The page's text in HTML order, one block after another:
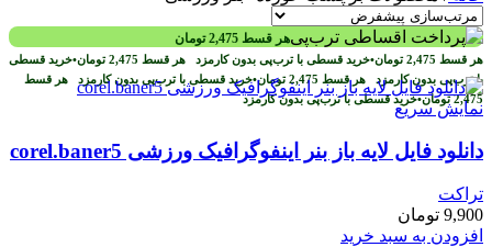
هر قسط 2,475 تومان
هر قسط 2,475 تومان•خرید قسطی با ترب‌پی بدون کارمزد هر قسط 2,475 تومان•خرید قسطی
با ترب‌پی بدون کارمزد هر قسط 2,475 تومان•خرید قسطی با ترب‌پی بدون کارمزد هر قسط
2,475 تومان•خرید قسطی با ترب‌پی بدون کارمزدنمایش سریع
دانلود فایل لايه باز بنر اینفوگرافیک ورزشی corel.baner5
تراکت
9,900 تومان
افزودن به سبد خرید